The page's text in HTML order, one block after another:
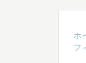
ホ
フ